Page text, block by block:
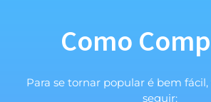
Como
Para se tornar popular é bem fácil,
seguir: